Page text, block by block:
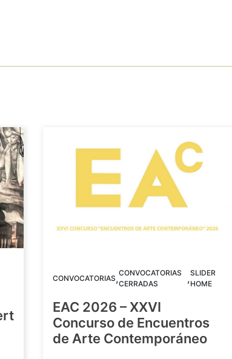
CONVOCATORIAS,CONVOCATORIAS
CERRADAS
,SLIDER
HOME
EAC 2026 – XXVI
Concurso de Encuentros
de Arte Contemporáneo